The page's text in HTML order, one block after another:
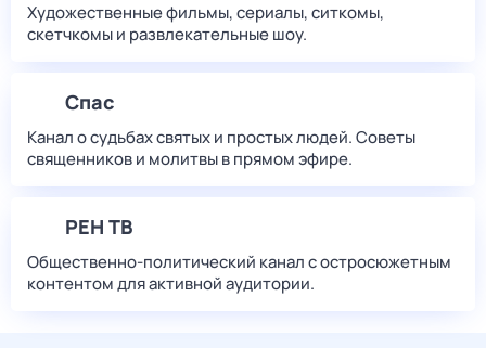
Художественные фильмы, сериалы, ситкомы,
скетчкомы и развлекательные шоу.
Спас
Канал о судьбах святых и простых людей. Советы
священников и молитвы в прямом эфире.
РЕН ТВ
Общественно-политический канал с остросюжетным
контентом для активной аудитории.